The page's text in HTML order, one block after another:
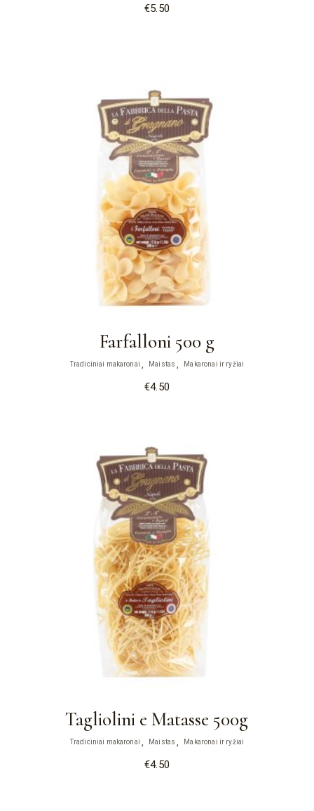
€5.50
Farfalloni 500 g
Tradiciniai makaronai Maistas Makaronai ir ryžiai
€4.50
Tagliolini e Matasse 500g
Tradiciniai makaronai Maistas Makaronai ir ryžiai
€4.50